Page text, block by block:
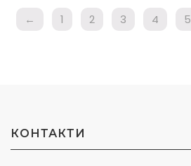
← 1 2 3 4 5
КОНТАКТИ